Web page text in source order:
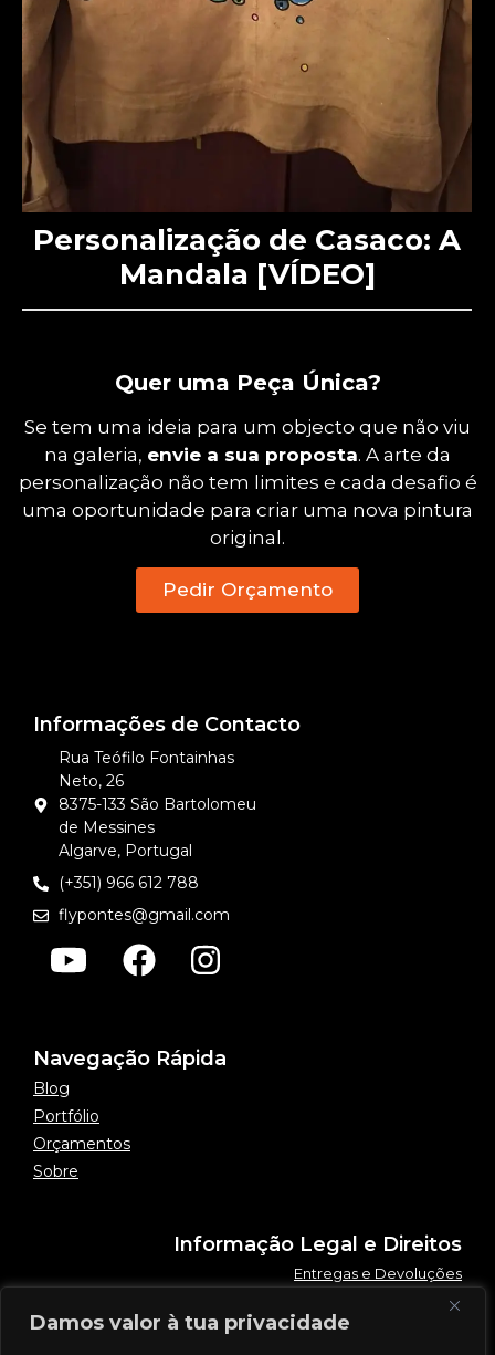
Damos valor à tua privacidade
Personalização de Casaco: A
Mandala [VÍDEO]
Quer uma Peça Única?
Se tem uma ideia para um objecto que não viu
na galeria, envie a sua proposta. A arte da
personalização não tem limites e cada desafio é
uma oportunidade para criar uma nova pintura
original.
Pedir Orçamento
Informações de Contacto
Rua Teófilo Fontainhas
Neto, 26
8375-133 São Bartolomeu
de Messines
Algarve, Portugal
(+351) 966 612 788
flypontes@gmail.com
Navegação Rápida
Blog
Portfólio
Orçamentos
Sobre
Informação Legal e Direitos
Entregas e Devoluções
Política de Privacidade
Termos e Condições